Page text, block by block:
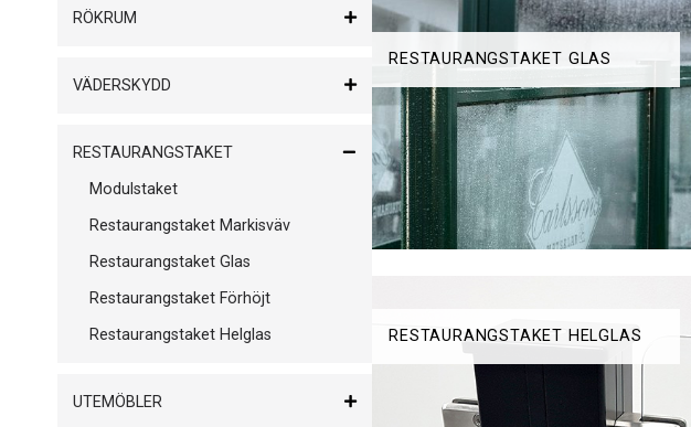
RÖKRUM
VÄDERSKYDD
RESTAURANGSTAKET
Modulstaket
Restaurangstaket Markisväv
Restaurangstaket Glas
Restaurangstaket Förhöjt
Restaurangstaket Helglas
UTEMÖBLER
RESTAURANGSTAKET GLAS
RESTAURANGSTAKET HELGLAS